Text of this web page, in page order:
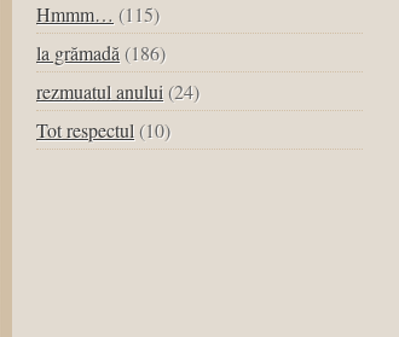
Hmmm… (115)
la grămadă (186)
rezmuatul anului (24)
Tot respectul (10)